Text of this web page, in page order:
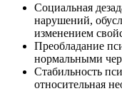
Социальная
нарушений,
изменением
Преобладание
нормальными
Стабильность
относительная